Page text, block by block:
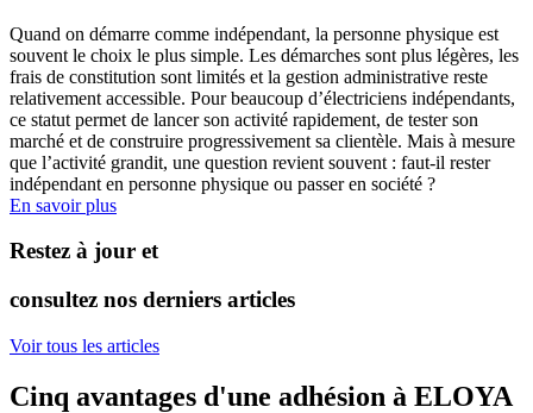
Quand on démarre comme indépendant, la personne physique est
souvent le choix le plus simple. Les démarches sont plus légères, les
frais de constitution sont limités et la gestion administrative reste
relativement accessible. Pour beaucoup d’électriciens indépendants,
ce statut permet de lancer son activité rapidement, de tester son
marché et de construire progressivement sa clientèle. Mais à mesure
que l’activité grandit, une question revient souvent : faut-il rester
indépendant en personne physique ou passer en société ?
En savoir plus
Restez à jour et
consultez nos derniers articles
Voir tous les articles
Cinq avantages d'une adhésion à ELOYA